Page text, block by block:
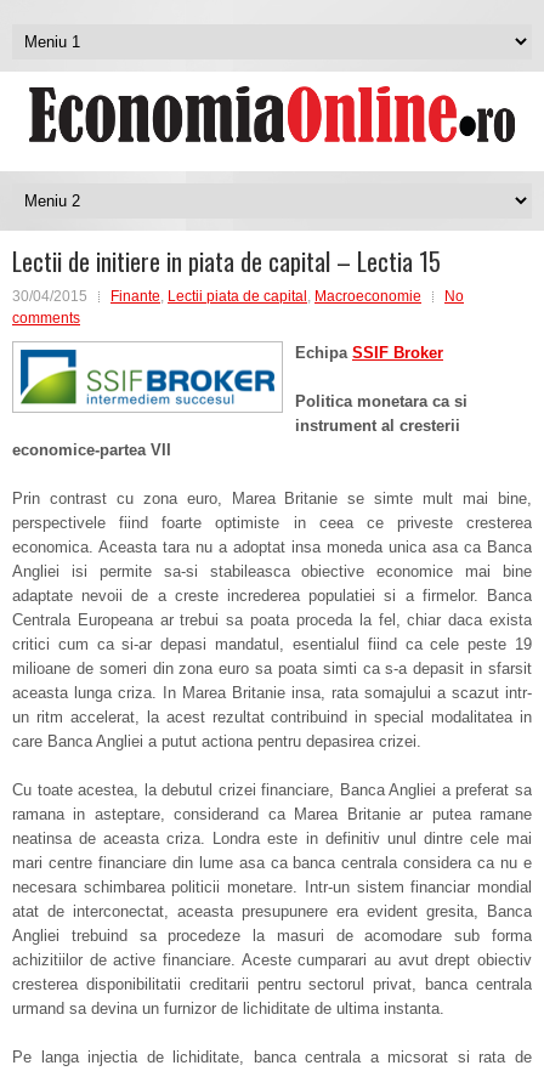
Lectii de initiere in piata de capital – Lectia 15
30/04/2015 Finante, Lectii piata de capital , Macroeconomie
No
comments
Echipa SSIF Broker
Politica monetara ca si
instrument al cresterii
economice-partea VII
Prin contrast cu zona euro, Marea Britanie se simte mult mai bine,
perspectivele fiind foarte optimiste in ceea ce priveste cresterea
economica. Aceasta tara nu a adoptat insa moneda unica asa ca Banca
Angliei isi permite sa-si stabileasca obiective economice mai bine
adaptate nevoii de a creste increderea populatiei si a firmelor. Banca
Centrala Europeana ar trebui sa poata proceda la fel, chiar daca exista
critici cum ca si-ar depasi mandatul, esentialul fiind ca cele peste 19
milioane de someri din zona euro sa poata simti ca s-a depasit in sfarsit
aceasta lunga criza. In Marea Britanie insa, rata somajului a scazut intr-
un ritm accelerat, la acest rezultat contribuind in special modalitatea in
care Banca Angliei a putut actiona pentru depasirea crizei.
Cu toate acestea, la debutul crizei financiare, Banca Angliei a preferat sa
ramana in asteptare, considerand ca Marea Britanie ar putea ramane
neatinsa de aceasta criza. Londra este in definitiv unul dintre cele mai
mari centre financiare din lume asa ca banca centrala considera ca nu e
necesara schimbarea politicii monetare. Intr-un sistem financiar mondial
atat de interconectat, aceasta presupunere era evident gresita, Banca
Angliei trebuind sa procedeze la masuri de acomodare sub forma
achizitiilor de active financiare. Aceste cumparari au avut drept obiectiv
cresterea disponibilitatii creditarii pentru sectorul privat, banca centrala
urmand sa devina un furnizor de lichiditate de ultima instanta.
Pe langa injectia de lichiditate, banca centrala a micsorat si rata de